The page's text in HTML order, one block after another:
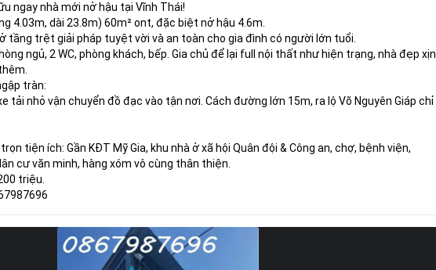
ngay nhà mới nở hậu tại Vĩnh Thái!
4.03m, dài 23.8m) 60m² ont, đặc biệt nở hậu 4.6m.
tầng trệt giải pháp tuyệt vời và an toàn cho gia đình có người lớn tuổi.
ngủ, 2 WC, phòng khách, bếp. Gia chủ để lại full nội thất như hiện trạng, nhà đẹp xịn
tràn:
tải nhỏ vận chuyển đồ đạc vào tận nơi. Cách đường lớn 15m, ra lộ Võ Nguyên Giáp chỉ
tiện ích: Gần KĐT Mỹ Gia, khu nhà ở xã hội Quân đội & Công an, chợ, bệnh viện,
cư văn minh, hàng xóm vô cùng thân thiện.
triệu.